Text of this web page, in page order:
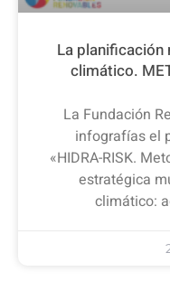
La
climático.
La Fundación
infografías el
«HIDRA-RISK.
estratégica
climático: